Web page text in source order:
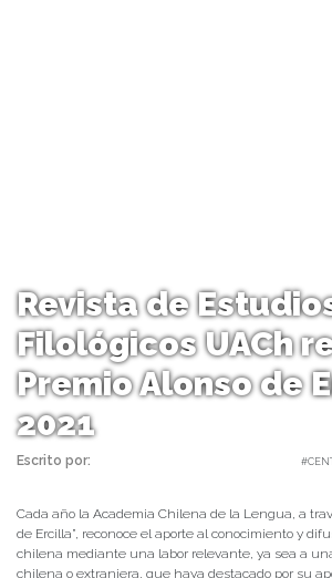
Revista de
Filológicos UACh
Premio Alonso de
2021
Escrito por:
Cada año la Academia Chilena de la Lengua, a
de Ercilla”, reconoce el aporte al conocimiento y
chilena mediante una labor relevante, ya sea a
chilena o extranjera, que haya destacado por su